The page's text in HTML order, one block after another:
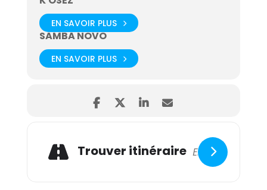
EN SAVOIR PLUS
SAMBA NOVO
EN SAVOIR PLUS
Trouver itinéraire